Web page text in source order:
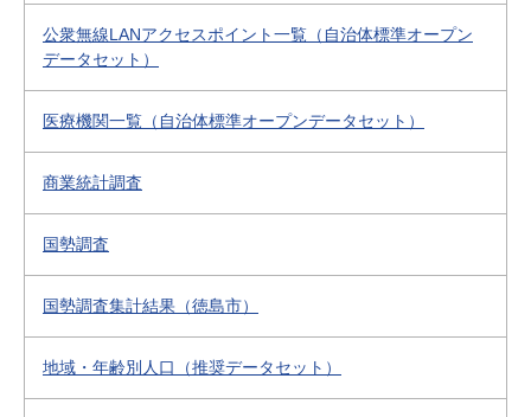
公衆無線LANアクセスポイント一覧（自治体標準オープン
データセット）
医療機関一覧（自治体標準オープンデータセット）
商業統計調査
国勢調査
国勢調査集計結果（徳島市）
地域・年齢別人口（推奨データセット）